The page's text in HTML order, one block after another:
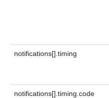
notifications[].timing
notifications[].timing.code